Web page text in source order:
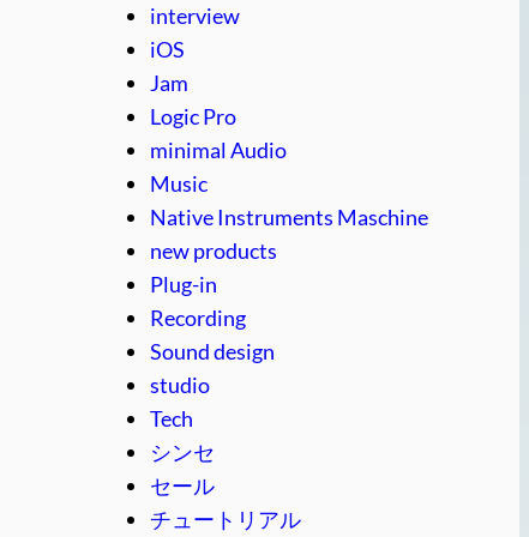
interview
iOS
Jam
Logic Pro
minimal Audio
Music
Native Instruments Maschine
new products
Plug-in
Recording
Sound design
studio
Tech
シンセ
セール
チュートリアル